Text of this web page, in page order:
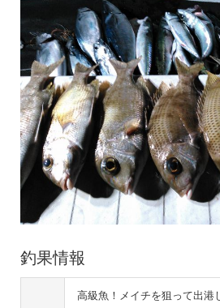
釣果情報
高級魚！メイチを狙って出港